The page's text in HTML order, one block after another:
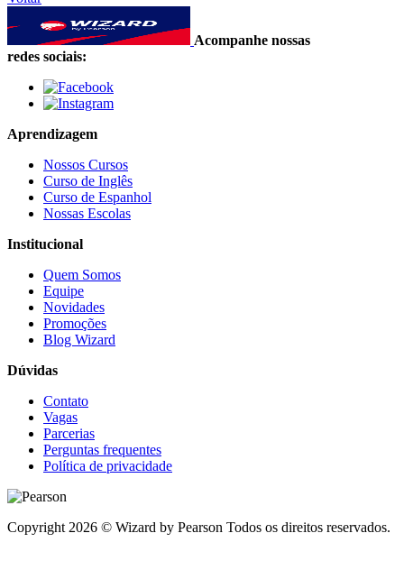
Acompanhe nossas
redes sociais:
Aprendizagem
Nossos Cursos
Curso de Inglês
Curso de Espanhol
Nossas Escolas
Institucional
Quem Somos
Equipe
Novidades
Promoções
Blog Wizard
Dúvidas
Contato
Vagas
Parcerias
Perguntas frequentes
Política de privacidade
Copyright 2026 © Wizard by Pearson Todos os direitos reservados.